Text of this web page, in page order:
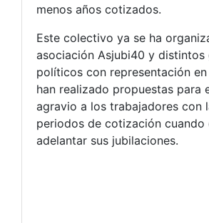
menos años cotizados.
Este colectivo ya se ha
asociación Asjubi40 y distintos
políticos con representación
han realizado propuestas para
agravio a los trabajadores con
periodos de cotización cuando
adelantar sus jubilaciones.